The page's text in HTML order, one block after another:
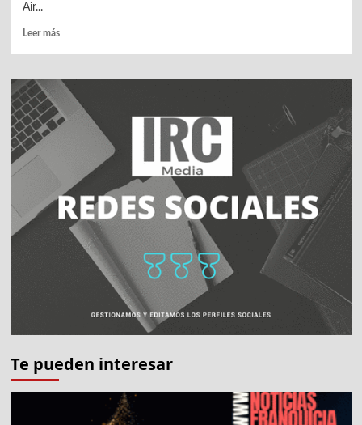
Air...
Leer másLeer
FIS2025
presenta
en
Metropolitano
Te pueden interesar